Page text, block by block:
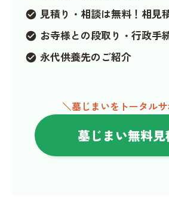
check_circle 見積り・相談は無料！相見
check_circle お寺様との段取り・行政手
check_circle 永代供養先のご紹介
＼墓じまいをトータル
墓じまい無料見